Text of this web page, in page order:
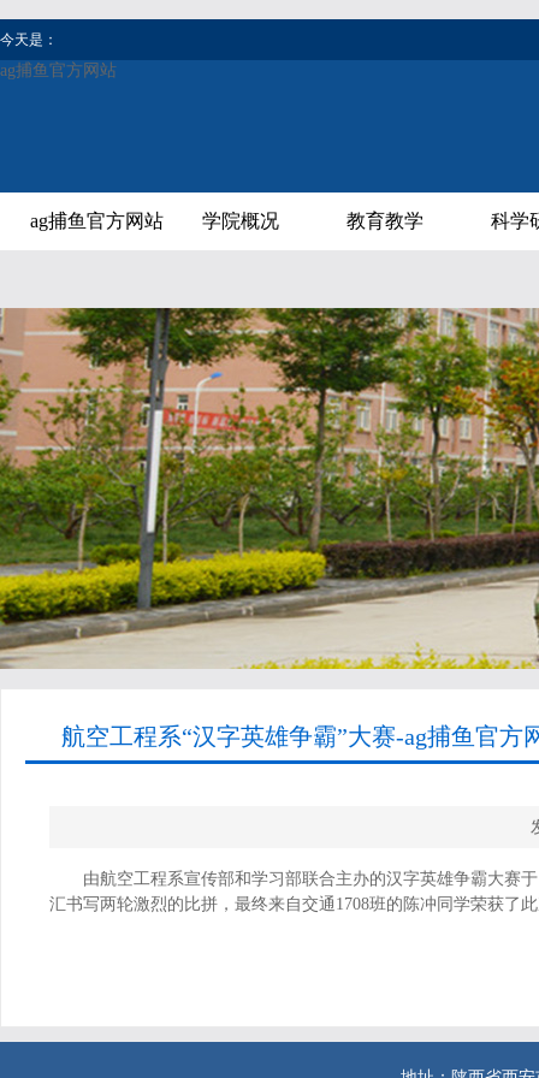
今天是：
ag捕鱼官方网站
ag捕鱼官方网站 学院概况 教育教学 科学
航空工程系“汉字英雄争霸”大赛-ag捕鱼官方
由航空工程系宣传部和学习部联合主办的汉字英雄争霸大赛
汇书写两轮激烈的比拼，最终来自交通1708班的陈冲同学荣获了